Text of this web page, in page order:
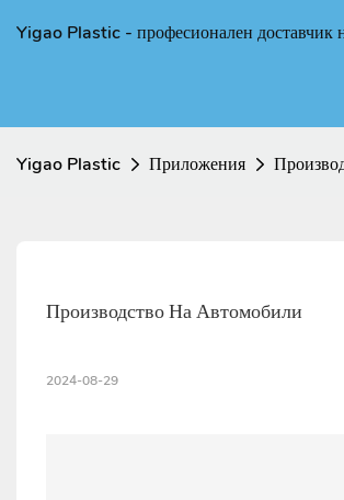
Yigao Plastic - професионален доставчик
Yigao Plastic Приложения
Производство На Автомобили
2024-08-29